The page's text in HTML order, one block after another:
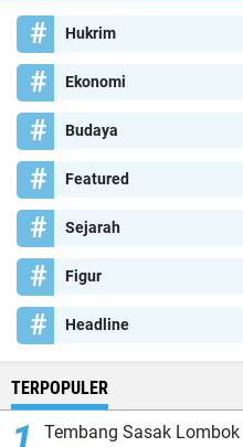
Hukrim
Ekonomi
Budaya
Featured
Sejarah
Figur
Headline
TERPOPULER
Tembang Sasak Lombok